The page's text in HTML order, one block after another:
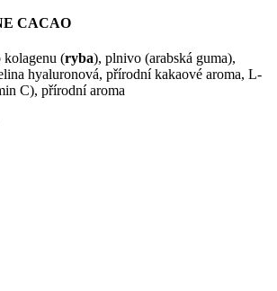
CACAO
kolagenu (ryba), plnivo (arabská guma),
hyaluronová, přírodní kakaové aroma, L-
C), přírodní aroma